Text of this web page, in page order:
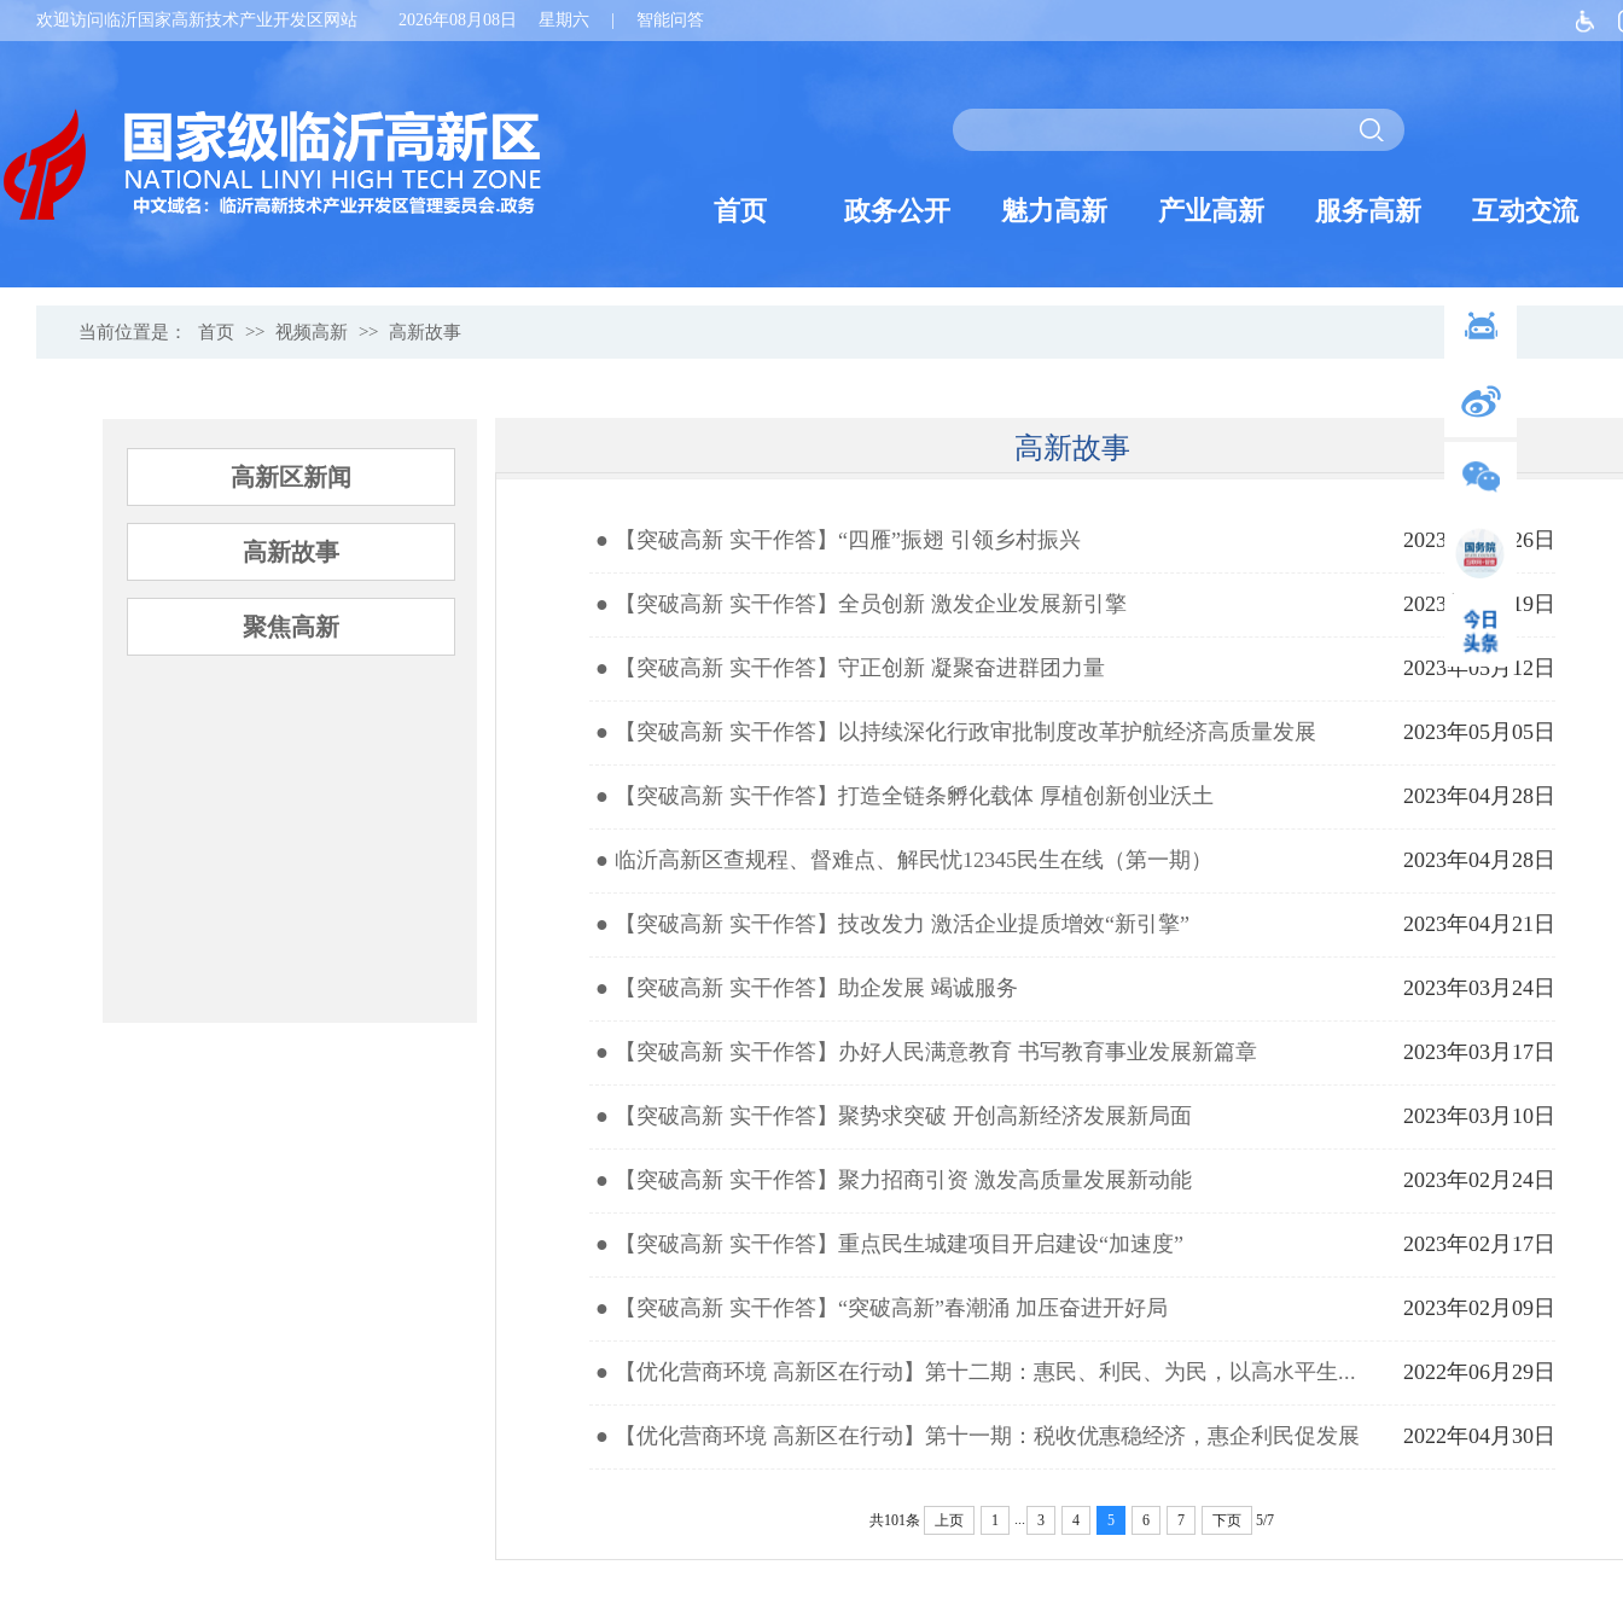
欢迎访问临沂国家高新技术产业开发区网站 2026年08月08日 星期六 智能问答
首页 政务公开 魅力高新 产业高新 服务高新 互动交流
当前位置是： 首页 >> 视频高新 >> 高新故事
高新区新闻
高新故事
聚焦高新
高新故事
● 【突破高新 实干作答】“四雁”振翅 引领乡村振兴 2023年05月26日
● 【突破高新 实干作答】全员创新 激发企业发展新引擎 2023年05月19日
● 【突破高新 实干作答】守正创新 凝聚奋进群团力量 2023年05月12日
● 【突破高新 实干作答】以持续深化行政审批制度改革护航经济高质量发展 2023年05月05日
● 【突破高新 实干作答】打造全链条孵化载体 厚植创新创业沃土 2023年04月28日
● 临沂高新区查规程、督难点、解民忧12345民生在线（第一期） 2023年04月28日
● 【突破高新 实干作答】技改发力 激活企业提质增效“新引擎” 2023年04月21日
● 【突破高新 实干作答】助企发展 竭诚服务 2023年03月24日
● 【突破高新 实干作答】办好人民满意教育 书写教育事业发展新篇章 2023年03月17日
● 【突破高新 实干作答】聚势求突破 开创高新经济发展新局面 2023年03月10日
● 【突破高新 实干作答】聚力招商引资 激发高质量发展新动能 2023年02月24日
● 【突破高新 实干作答】重点民生城建项目开启建设“加速度” 2023年02月17日
● 【突破高新 实干作答】“突破高新”春潮涌 加压奋进开好局 2023年02月09日
● 【优化营商环境 高新区在行动】第十二期：惠民、利民、为民，以高水平生... 2022年06月29日
● 【优化营商环境 高新区在行动】第十一期：税收优惠稳经济，惠企利民促发展 2022年04月30日
共101条 上页 1 3 4 5 6 7 下页 5/7